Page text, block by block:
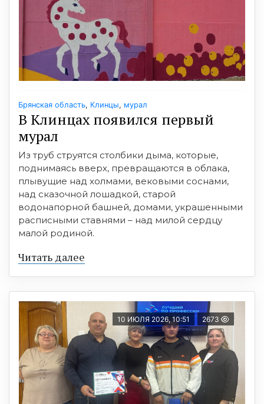
Брянская область, Клинцы, мурал
В Клинцах появился первый
мурал
Из труб струятся столбики дыма, которые,
поднимаясь вверх, превращаются в облака,
плывущие над холмами, вековыми соснами,
над сказочной лошадкой, старой
водонапорной башней, домами, украшенными
расписными ставнями – над милой сердцу
малой родиной.
Читать далее
10 ИЮЛЯ 2026, 10:51 2673